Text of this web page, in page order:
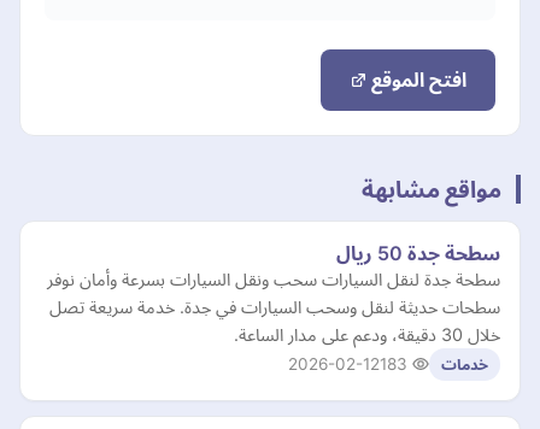
افتح الموقع
مواقع مشابهة
سطحة جدة 50 ريال
سطحة جدة لنقل السيارات سحب ونقل السيارات بسرعة وأمان نوفر
سطحات حديثة لنقل وسحب السيارات في جدة. خدمة سريعة تصل
خلال 30 دقيقة، ودعم على مدار الساعة.
خدمات 2026-02-12